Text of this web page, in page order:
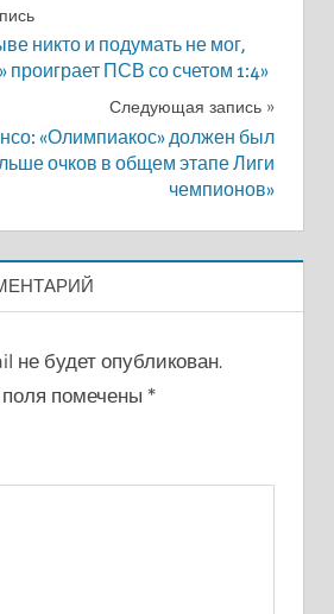
никто и подумать не мог,
проиграет ПСВ со счетом 1:4»
Следующая запись
«Олимпиакос» должен был
очков в общем этапе Лиги
чемпионов»
не будет опубликован.
помечены *